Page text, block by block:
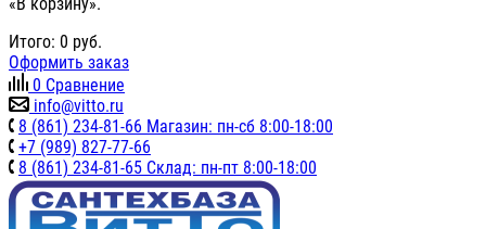
Итого: 0 руб.
Оформить заказ
0 Сравнение
info@vitto.ru
8 (861) 234-81-66 Магазин: пн-сб 8:00-18:00
+7 (989) 827-77-66
8 (861) 234-81-65 Склад: пн-пт 8:00-18:00